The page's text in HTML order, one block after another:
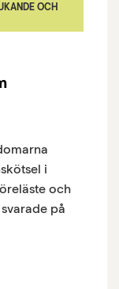
OCH
i
och
på